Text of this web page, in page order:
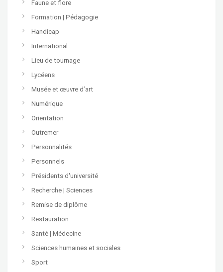
Faune et flore
Formation | Pédagogie
Handicap
International
Lieu de tournage
Lycéens
Musée et œuvre d’art
Numérique
Orientation
Outremer
Personnalités
Personnels
Présidents d'université
Recherche | Sciences
Remise de diplôme
Restauration
Santé | Médecine
Sciences humaines et sociales
Sport